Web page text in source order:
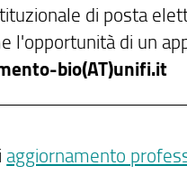
di posta
l'opportunità di un
bio(AT)unifi.it
aggiornamento